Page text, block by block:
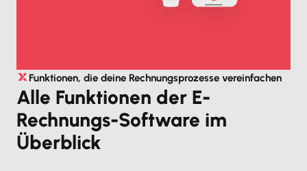
Funktionen, die deine Rechnungsprozesse vereinfachen
Alle Funktionen der E-
Rechnungs-Software im
Überblick